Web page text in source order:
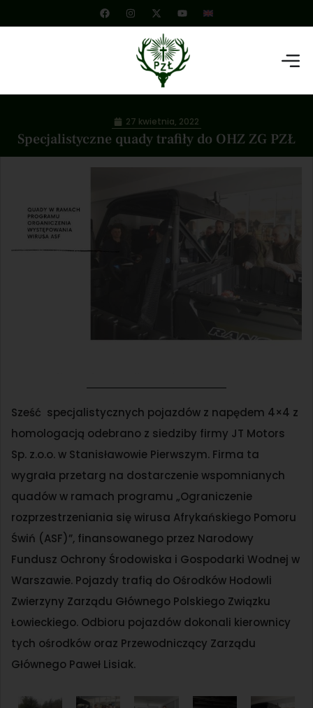
Specjalistyczne quady trafiły do OHZ ZG PZŁ
27 kwietnia, 2022
Sześć specjalistycznych pojazdów z napędem 4×4 z
homologacją odebrano z siedziby firmy JT Motors
Sp. z.o.o. w Stanisławowie Pierwszym. Firma ta
wygrała przetarg na dostarczenie wspomnianych
quadów w ramach programu „Ograniczenie
rozprzestrzeniania się wirusa Afrykańskiego Pomoru
Świń (ASF)”, finansowanego przez Narodowy
Fundusz Ochrony Środowiska i Gospodarki Wodnej w
Warszawie. Pojazdy trafią do Ośrodków Hodowli
Zwierzyny Zarządu Głównego Polskiego Związku
Łowieckiego. Odbioru pojazdów dokonali kierownicy
tych ośrodków oraz Przewodniczący Zarządu
Głównego Paweł Lisiak.